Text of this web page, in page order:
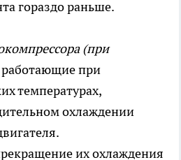
гораздо раньше.
(при
при
температурах,
охлаждении
их охлаждения